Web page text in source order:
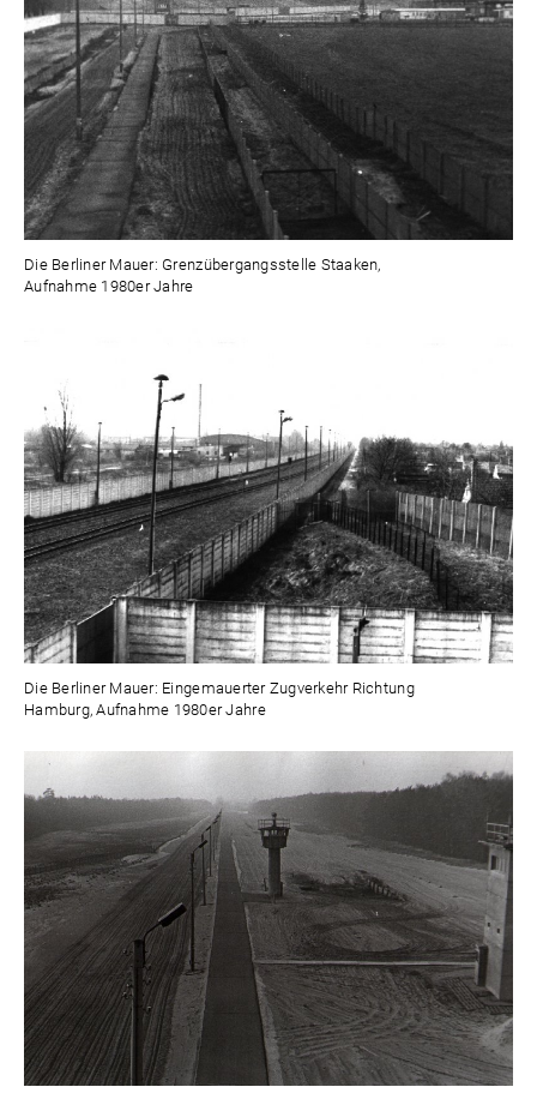
Die Berliner Mauer: Grenzübergangsstelle Staaken,
Aufnahme 1980er Jahre
Die Berliner Mauer: Eingemauerter Zugverkehr Richtung
Hamburg, Aufnahme 1980er Jahre